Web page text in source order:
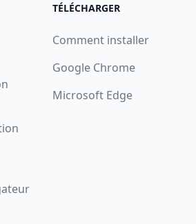
TÉLÉCHARGER
Comment installer
Google Chrome
Microsoft Edge